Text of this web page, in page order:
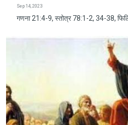
Sep 14, 2023
गणना 21:4-9, स्तोत्र 78:1-2, 34-38,